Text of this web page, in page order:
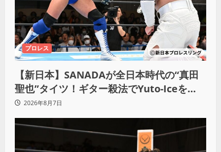
プロレス
【新日本】SANADAが全日本時代の“真田
聖也”タイツ！ギター殺法でYuto-Iceを
KO「俺と闘う時は考えろ。感じるな」
2026年8月7日